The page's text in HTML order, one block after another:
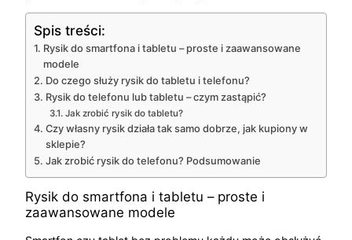
Spis treści:
Rysik do smartfona i tabletu – proste i zaawansowane
modele
Do czego służy rysik do tabletu i telefonu?
Rysik do telefonu lub tabletu – czym zastąpić?
Jak zrobić rysik do tabletu?
Czy własny rysik działa tak samo dobrze, jak kupiony w
sklepie?
Jak zrobić rysik do telefonu? Podsumowanie
Rysik do smartfona i tabletu – proste i
zaawansowane modele